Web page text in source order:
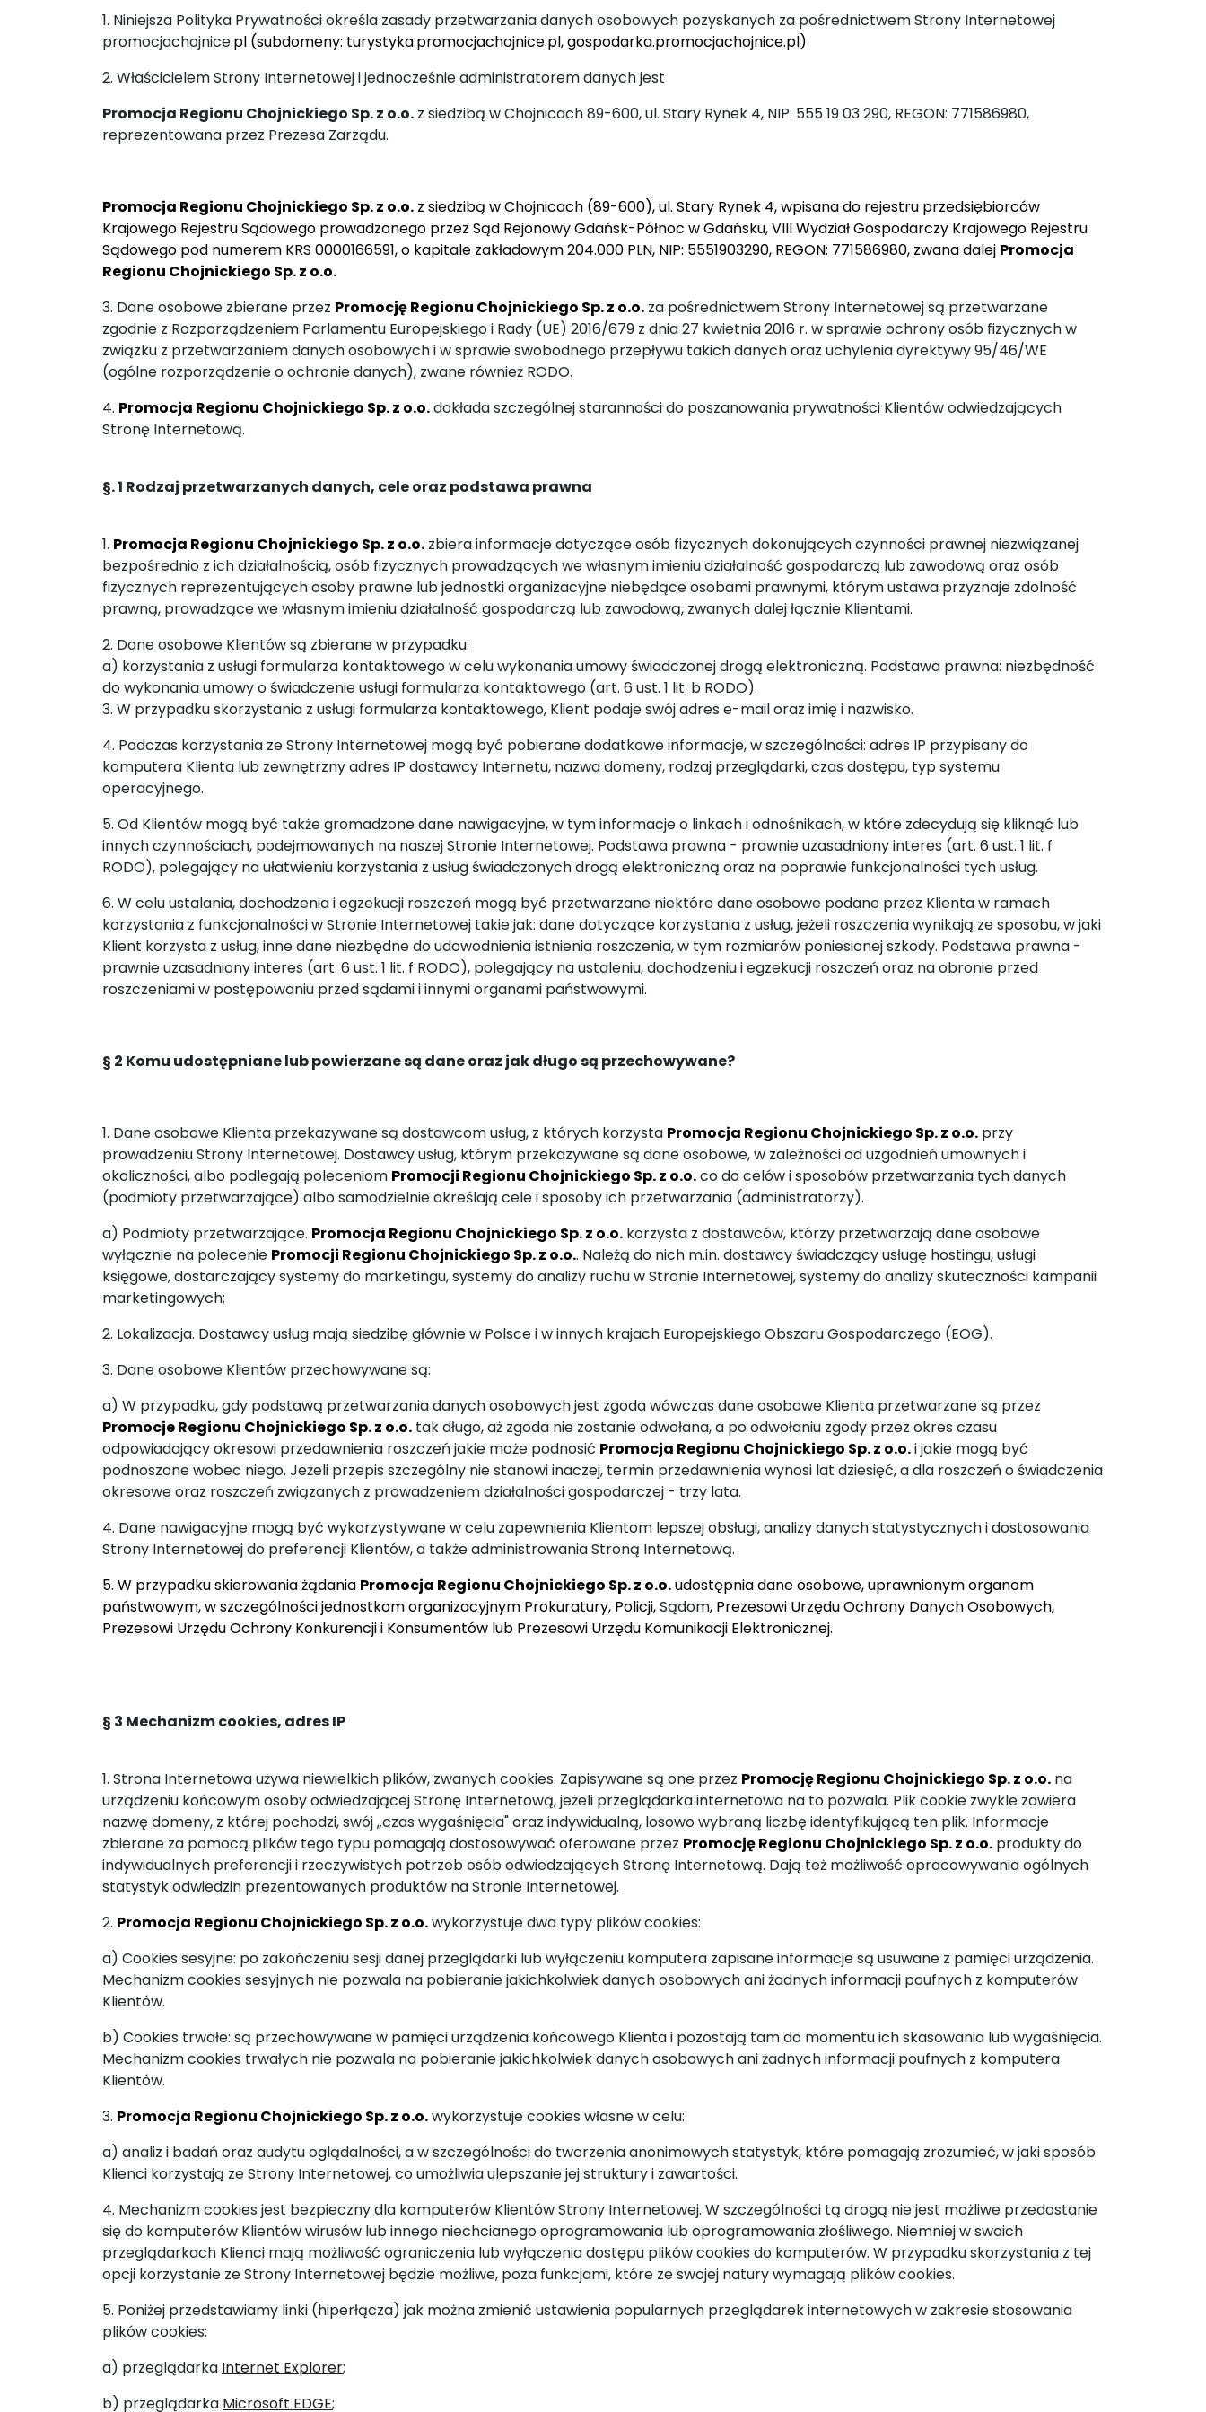
1. Niniejsza Polityka Prywatności określa zasady przetwarzania danych osobowych pozyskanych za pośrednictwem Strony Internetowej
promocjachojnice.pl (subdomeny: turystyka.promocjachojnice.pl, gospodarka.promocjachojnice.pl)
2. Właścicielem Strony Internetowej i jednocześnie administratorem danych jest
Promocja Regionu Chojnickiego Sp. z o.o. z siedzibą w Chojnicach 89-600, ul. Stary Rynek 4, NIP: 555 19 03 290, REGON: 771586980,
reprezentowana przez Prezesa Zarządu.
Promocja Regionu Chojnickiego Sp. z o.o. z siedzibą w Chojnicach (89-600), ul. Stary Rynek 4, wpisana do rejestru przedsiębiorców
Krajowego Rejestru Sądowego prowadzonego przez Sąd Rejonowy Gdańsk-Północ w Gdańsku, VIII Wydział Gospodarczy Krajowego Rejestru
Sądowego pod numerem KRS 0000166591, o kapitale zakładowym 204.000 PLN, NIP: 5551903290, REGON: 771586980, zwana dalej Promocja
Regionu Chojnickiego Sp. z o.o.
3. Dane osobowe zbierane przez Promocję Regionu Chojnickiego Sp. z o.o. za pośrednictwem Strony Internetowej są przetwarzane
zgodnie z Rozporządzeniem Parlamentu Europejskiego i Rady (UE) 2016/679 z dnia 27 kwietnia 2016 r. w sprawie ochrony osób fizycznych w
związku z przetwarzaniem danych osobowych i w sprawie swobodnego przepływu takich danych oraz uchylenia dyrektywy 95/46/WE
(ogólne rozporządzenie o ochronie danych), zwane również RODO.
4. Promocja Regionu Chojnickiego Sp. z o.o.dokłada szczególnej staranności do poszanowania prywatności Klientów odwiedzających
Stronę Internetową.
§. 1 Rodzaj przetwarzanych danych, cele oraz podstawa prawna
1. Promocja Regionu Chojnickiego Sp. z o.o. zbiera informacje dotyczące osób fizycznych dokonujących czynności prawnej niezwiązanej
bezpośrednio z ich działalnością, osób fizycznych prowadzących we własnym imieniu działalność gospodarczą lub zawodową oraz osób
fizycznych reprezentujących osoby prawne lub jednostki organizacyjne niebędące osobami prawnymi, którym ustawa przyznaje zdolność
prawną, prowadzące we własnym imieniu działalność gospodarczą lub zawodową, zwanych dalej łącznie Klientami.
2. Dane osobowe Klientów są zbierane w przypadku:
a) korzystania z usługi formularza kontaktowego w celu wykonania umowy świadczonej drogą elektroniczną. Podstawa prawna: niezbędność
do wykonania umowy o świadczenie usługi formularza kontaktowego (art. 6 ust. 1 lit. b RODO).
3. W przypadku skorzystania z usługi formularza kontaktowego, Klient podaje swój adres e-mail oraz imię i nazwisko.
4. Podczas korzystania ze Strony Internetowej mogą być pobierane dodatkowe informacje, w szczególności: adres IP przypisany do
komputera Klienta lub zewnętrzny adres IP dostawcy Internetu, nazwa domeny, rodzaj przeglądarki, czas dostępu, typ systemu
operacyjnego.
5. Od Klientów mogą być także gromadzone dane nawigacyjne, w tym informacje o linkach i odnośnikach, w które zdecydują się kliknąć lub
innych czynnościach, podejmowanych na naszej Stronie Internetowej. Podstawa prawna - prawnie uzasadniony interes (art. 6 ust. 1 lit. f
RODO), polegający na ułatwieniu korzystania z usług świadczonych drogą elektroniczną oraz na poprawie funkcjonalności tych usług.
6. W celu ustalania, dochodzenia i egzekucji roszczeń mogą być przetwarzane niektóre dane osobowe podane przez Klienta w ramach
korzystania z funkcjonalności w Stronie Internetowej takie jak: dane dotyczące korzystania z usług, jeżeli roszczenia wynikają ze sposobu, w jaki
Klient korzysta z usług, inne dane niezbędne do udowodnienia istnienia roszczenia, w tym rozmiarów poniesionej szkody. Podstawa prawna -
prawnie uzasadniony interes (art. 6 ust. 1 lit. f RODO), polegający na ustaleniu, dochodzeniu i egzekucji roszczeń oraz na obronie przed
roszczeniami w postępowaniu przed sądami i innymi organami państwowymi.
§ 2 Komu udostępniane lub powierzane są dane oraz jak długo są przechowywane?
1. Dane osobowe Klienta przekazywane są dostawcom usług, z których korzysta Promocja Regionu Chojnickiego Sp. z o.o. przy
prowadzeniu Strony Internetowej. Dostawcy usług, którym przekazywane są dane osobowe, w zależności od uzgodnień umownych i
okoliczności, albo podlegają poleceniom Promocji Regionu Chojnickiego Sp. z o.o.co do celów i sposobów przetwarzania tych danych
(podmioty przetwarzające) albo samodzielnie określają cele i sposoby ich przetwarzania (administratorzy).
a) Podmioty przetwarzające. Promocja Regionu Chojnickiego Sp. z o.o. korzysta z dostawców, którzy przetwarzają dane osobowe
wyłącznie na polecenie Promocji Regionu Chojnickiego Sp. z o.o.. Należą do nich m.in. dostawcy świadczący usługę hostingu, usługi
księgowe, dostarczający systemy do marketingu, systemy do analizy ruchu w Stronie Internetowej, systemy do analizy skuteczności kampanii
marketingowych;
2. Lokalizacja. Dostawcy usług mają siedzibę głównie w Polsce i w innych krajach Europejskiego Obszaru Gospodarczego (EOG).
3. Dane osobowe Klientów przechowywane są:
a) W przypadku, gdy podstawą przetwarzania danych osobowych jest zgoda wówczas dane osobowe Klienta przetwarzane są przez
Promocje Regionu Chojnickiego Sp. z o.o. tak długo, aż zgoda nie zostanie odwołana, a po odwołaniu zgody przez okres czasu
odpowiadający okresowi przedawnienia roszczeń jakie może podnosić Promocja Regionu Chojnickiego Sp. z o.o.i jakie mogą być
podnoszone wobec niego. Jeżeli przepis szczególny nie stanowi inaczej, termin przedawnienia wynosi lat dziesięć, a dla roszczeń o świadczenia
okresowe oraz roszczeń związanych z prowadzeniem działalności gospodarczej - trzy lata.
4. Dane nawigacyjne mogą być wykorzystywane w celu zapewnienia Klientom lepszej obsługi, analizy danych statystycznych i dostosowania
Strony Internetowej do preferencji Klientów, a także administrowania Stroną Internetową.
5. W przypadku skierowania żądania Promocja Regionu Chojnickiego Sp. z o.o.udostępnia dane osobowe, uprawnionym organom
państwowym, w szczególności jednostkom organizacyjnym Prokuratury, Policji,Sądom, Prezesowi Urzędu Ochrony Danych Osobowych,
Prezesowi Urzędu Ochrony Konkurencji i Konsumentów lub Prezesowi Urzędu Komunikacji Elektronicznej.
§ 3 Mechanizm cookies, adres IP
1. Strona Internetowa używa niewielkich plików, zwanych cookies. Zapisywane są one przez Promocję Regionu Chojnickiego Sp. z o.o. na
urządzeniu końcowym osoby odwiedzającej Stronę Internetową, jeżeli przeglądarka internetowa na to pozwala. Plik cookie zwykle zawiera
nazwę domeny, z której pochodzi, swój „czas wygaśnięcia" oraz indywidualną, losowo wybraną liczbę identyfikującą ten plik. Informacje
zbierane za pomocą plików tego typu pomagają dostosowywać oferowane przez Promocję Regionu Chojnickiego Sp. z o.o. produkty do
indywidualnych preferencji i rzeczywistych potrzeb osób odwiedzających Stronę Internetową. Dają też możliwość opracowywania ogólnych
statystyk odwiedzin prezentowanych produktów na Stronie Internetowej.
2. Promocja Regionu Chojnickiego Sp. z o.o.wykorzystuje dwa typy plików cookies:
a) Cookies sesyjne: po zakończeniu sesji danej przeglądarki lub wyłączeniu komputera zapisane informacje są usuwane z pamięci urządzenia.
Mechanizm cookies sesyjnych nie pozwala na pobieranie jakichkolwiek danych osobowych ani żadnych informacji poufnych z komputerów
Klientów.
b) Cookies trwałe: są przechowywane w pamięci urządzenia końcowego Klienta i pozostają tam do momentu ich skasowania lub wygaśnięcia.
Mechanizm cookies trwałych nie pozwala na pobieranie jakichkolwiek danych osobowych ani żadnych informacji poufnych z komputera
Klientów.
3. Promocja Regionu Chojnickiego Sp. z o.o.wykorzystuje cookies własne w celu:
a) analiz i badań oraz audytu oglądalności, a w szczególności do tworzenia anonimowych statystyk, które pomagają zrozumieć, w jaki sposób
Klienci korzystają ze Strony Internetowej, co umożliwia ulepszanie jej struktury i zawartości.
4. Mechanizm cookies jest bezpieczny dla komputerów Klientów Strony Internetowej. W szczególności tą drogą nie jest możliwe przedostanie
się do komputerów Klientów wirusów lub innego niechcianego oprogramowania lub oprogramowania złośliwego. Niemniej w swoich
przeglądarkach Klienci mają możliwość ograniczenia lub wyłączenia dostępu plików cookies do komputerów. W przypadku skorzystania z tej
opcji korzystanie ze Strony Internetowej będzie możliwe, poza funkcjami, które ze swojej natury wymagają plików cookies.
5. Poniżej przedstawiamy linki (hiperłącza) jak można zmienić ustawienia popularnych przeglądarek internetowych w zakresie stosowania
plików cookies:
a) przeglądarka Internet Explorer;
b) przeglądarka Microsoft EDGE;